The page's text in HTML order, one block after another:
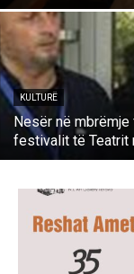
KULTURË
Nesër në
festivalit të Teatrit